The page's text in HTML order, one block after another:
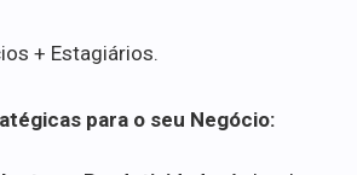
+ Estagiários.
para o seu Negócio: